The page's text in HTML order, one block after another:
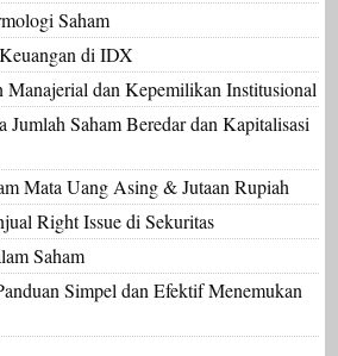
Saham
di IDX
Manajerial dan Kepemilikan Institusional
Jumlah Saham Beredar dan Kapitalisasi
Mata Uang Asing & Jutaan Rupiah
Right Issue di Sekuritas
Saham
Simpel dan Efektif Menemukan